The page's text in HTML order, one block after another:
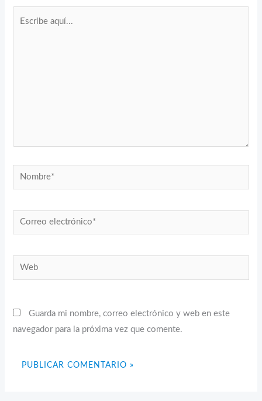
Nombre*
Correo
electrónico*
Web
Guarda mi nombre, correo electrónico y web en este
navegador para la próxima vez que comente.